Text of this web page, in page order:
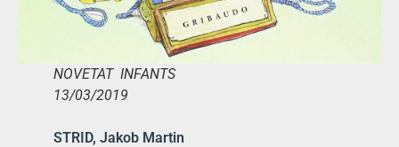
NOVETAT INFANTS
13/03/2019
STRID, Jakob Martin